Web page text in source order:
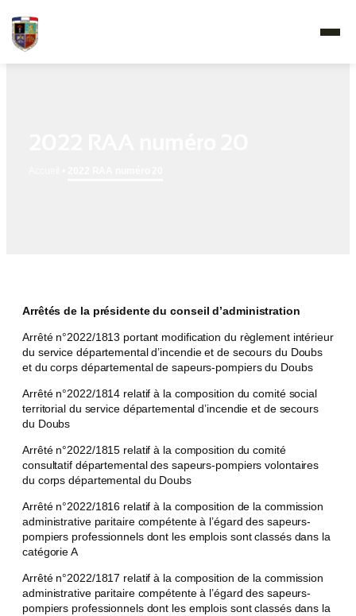
Arrêtés de la présidente du conseil d’administration
Arrêté n°2022/1813 portant modification du règlement intérieur
du service départemental d’incendie et de secours du Doubs
et du corps départemental de sapeurs-pompiers du Doubs
Arrêté n°2022/1814 relatif à la composition du comité social
territorial du service départemental d’incendie et de secours
du Doubs
Arrêté n°2022/1815 relatif à la composition du comité
consultatif départemental des sapeurs-pompiers volontaires
du corps départemental du Doubs
Arrêté n°2022/1816 relatif à la composition de la commission
administrative paritaire compétente à l’égard des sapeurs-
pompiers professionnels dont les emplois sont classés dans la
catégorie A
Arrêté n°2022/1817 relatif à la composition de la commission
administrative paritaire compétente à l’égard des sapeurs-
pompiers professionnels dont les emplois sont classés dans la